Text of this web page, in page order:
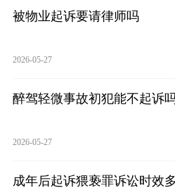
被物业起诉要请律师吗
2026-05-27
醉驾轻微事故初犯能不起诉
2026-05-27
成年后起诉猥亵罪诉讼时效